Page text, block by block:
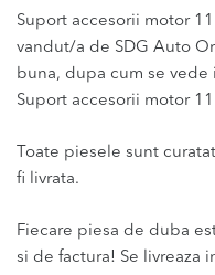
Suport accesorii motor
vandut/a de SDG Auto
buna, dupa cum se vede
Suport accesorii motor
Toate piesele sunt
fi livrata.
Fiecare piesa de duba
si de factura! Se livreaza